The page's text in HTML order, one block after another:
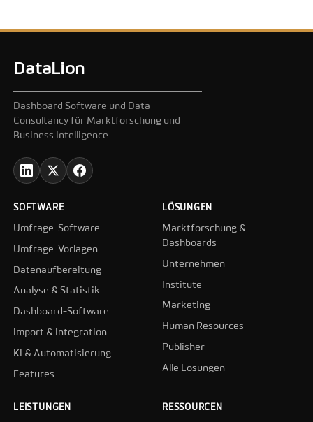
DataLion
Dashboard Software und Data
Consultancy für Marktforschung und
Business Intelligence
SOFTWARE
Umfrage-Software
Umfrage-Vorlagen
Datenaufbereitung
Analyse & Statistik
Dashboard-Software
Import & Integration
KI & Automatisierung
Features
LÖSUNGEN
Marktforschung &
Dashboards
Unternehmen
Institute
Marketing
Human Resources
Publisher
Alle Lösungen
LEISTUNGEN RESSOURCEN